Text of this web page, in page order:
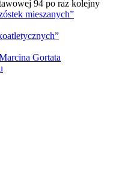
94 po raz kolejny
mieszanych”
Gortata